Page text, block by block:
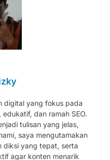
digital yang fokus pada
dan ramah SEO.
tulisan yang jelas,
saya mengutamakan
diksi yang tepat, serta
agar konten menarik